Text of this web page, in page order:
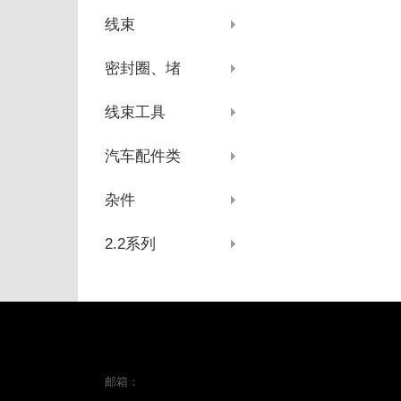
线束
密封圈、堵
线束工具
汽车配件类
杂件
2.2系列
邮箱：